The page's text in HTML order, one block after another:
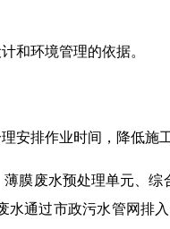
和环境管理的依据。
安排作业时间，降低施
膜废水预处理单元、
通过市政污水管网排